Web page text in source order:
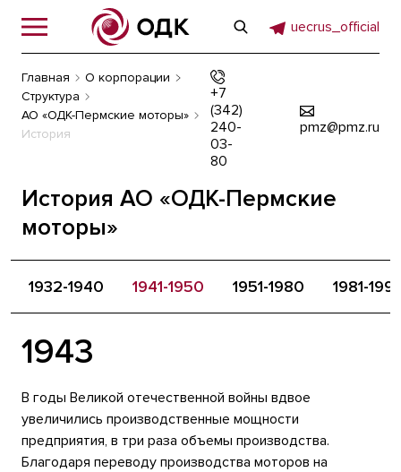
uecrus_official
Главная
О корпорации
Структура
АО «ОДК-Пермские моторы»
История
+7
(342)
240-
03-
80
pmz@pmz.ru
История АО «ОДК-Пермские
моторы»
1932-1940 1941-1950 1951-1980 1981-
1943
В годы Великой отечественной войны вдвое
увеличились производственные мощности
предприятия, в три раза объемы производства.
Благодаря переводу производства моторов на